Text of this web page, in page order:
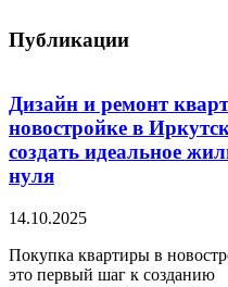
Публикации
Дизайн и ремонт
новостройке в
создать идеальное
нуля
14.10.2025
Покупка квартиры в
это первый шаг к созданию